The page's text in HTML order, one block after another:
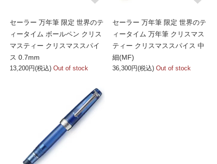
セーラー 万年筆 限定 世界のテ
ィータイム ボールペン クリス
マスティー クリスマススパイ
ス 0.7mm
13,200円(税込) Out of stock
セーラー 万年筆 限定 世界のテ
ィータイム 万年筆 クリスマス
ティー クリスマススパイス 中
細(MF)
36,300円(税込) Out of stock